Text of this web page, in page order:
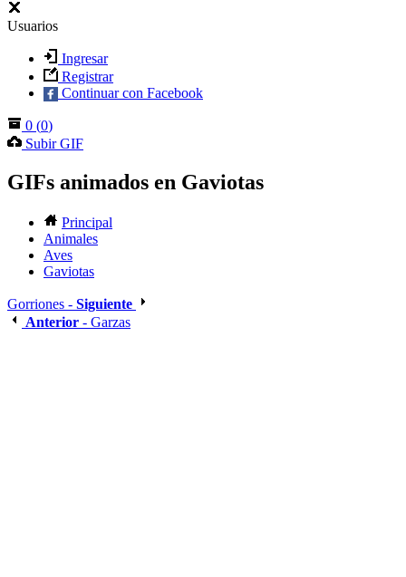
Usuarios
Ingresar
Registrar
Continuar con Facebook
0 (0)
Subir GIF
GIFs animados en Gaviotas
Principal
Animales
Aves
Gaviotas
Gorriones - Siguiente
Anterior - Garzas